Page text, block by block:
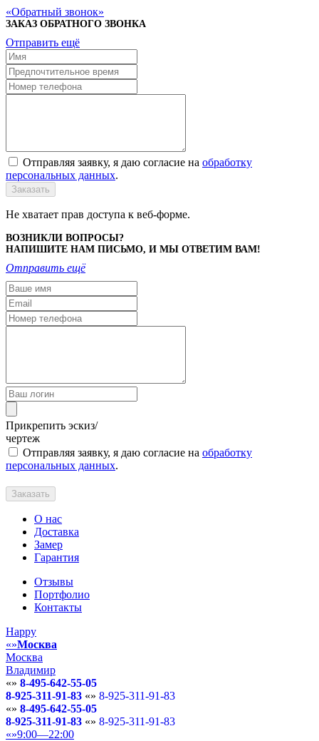
Обратный звонок
ЗАКАЗ ОБРАТНОГО ЗВОНКА
Отправить ещё
Отправляя заявку, я даю согласие на обработку
персональных данных.
Заказать
Не хватает прав доступа к веб-форме.
ВОЗНИКЛИ ВОПРОСЫ?
НАПИШИТЕ НАМ ПИСЬМО, И МЫ ОТВЕТИМ ВАМ!
Отправить ещё
Прикрепить эскиз/
чертеж
Отправляя заявку, я даю согласие на обработку
персональных данных.
Заказать
О нас
Доставка
Замер
Гарантия
Отзывы
Портфолио
Контакты
Happy
Москва
Москва
Владимир
8-495-642-55-05
8-925-311-91-83
8-925-311-91-83
8-495-642-55-05
8-925-311-91-83
8-925-311-91-83
9:00—22:00